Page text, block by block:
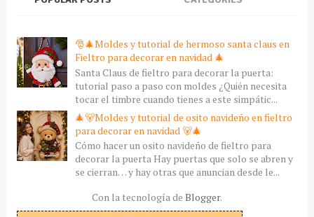
🎅🎄Moldes y tutorial de hermoso santa claus en
Fieltro para decorar en navidad 🎄
Santa Claus de fieltro para decorar la puerta:
tutorial paso a paso con moldes ¿Quién necesita
tocar el timbre cuando tienes a este simpátic...
🎄🐻Moldes y tutorial de osito navideño en fieltro
para decorar en navidad 🐻🎄
Cómo hacer un osito navideño de fieltro para
decorar la puerta Hay puertas que solo se abren y
se cierran… y hay otras que anuncian desde le...
Con la tecnología de Blogger.